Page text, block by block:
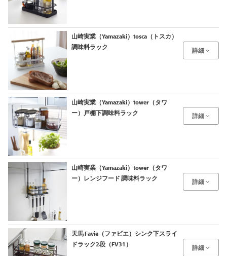
山崎実業（Yamazaki）tosca（トスカ）
調味料ラック
詳細
山崎実業（Yamazaki）tower（タワ
ー）戸棚下調味料ラック
詳細
山崎実業（Yamazaki）tower（タワ
ー）レンジフード 調味料ラック
詳細
天馬 Favie（ファビエ）シンク下スライ
ドラック2段（FV31）
詳細